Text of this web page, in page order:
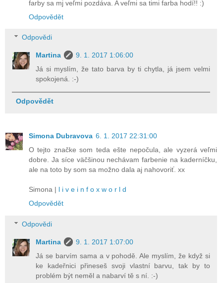
farby sa mj veľmi pozdáva. A veľmi sa timi farba hodí!! :)
Odpovědět
Odpovědi
Martina
9. 1. 2017 1:06:00
Já si myslím, že tato barva by ti chytla, já jsem velmi
spokojená. :-)
Odpovědět
Simona Dubravova 6. 1. 2017 22:31:00
O tejto značke som teda ešte nepočula, ale vyzerá veľmi
dobre. Ja síce väčšinou nechávam farbenie na kaderníčku,
ale na toto by som sa možno dala aj nahovoriť. xx
Simona | l i v e i n f o x w o r l d
Odpovědět
Odpovědi
Martina
9. 1. 2017 1:07:00
Já se barvím sama a v pohodě. Ale myslím, že když si
ke kadeřnici přineseš svoji vlastní barvu, tak by to
problém být neměl a nabarví tě s ní. :-)